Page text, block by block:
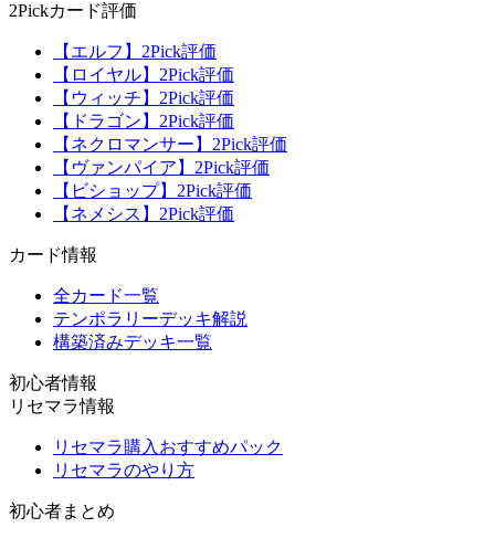
2Pickカード評価
【エルフ】2Pick評価
【ロイヤル】2Pick評価
【ウィッチ】2Pick評価
【ドラゴン】2Pick評価
【ネクロマンサー】2Pick評価
【ヴァンパイア】2Pick評価
【ビショップ】2Pick評価
【ネメシス】2Pick評価
カード情報
全カード一覧
テンポラリーデッキ解説
構築済みデッキ一覧
初心者情報
リセマラ情報
リセマラ購入おすすめパック
リセマラのやり方
初心者まとめ